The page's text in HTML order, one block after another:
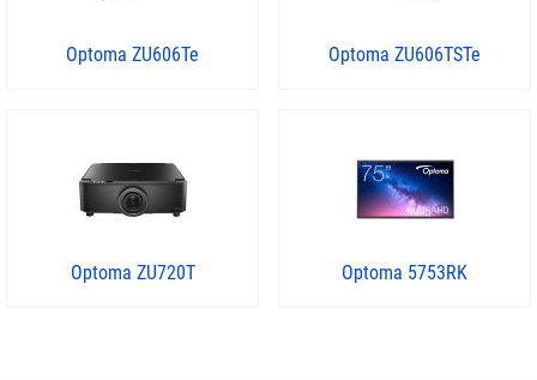
Optoma ZU606Te Optoma ZU606TSTe
Optoma ZU720T Optoma 5753RK